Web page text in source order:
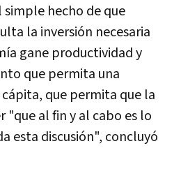
simple hecho de que
la inversión necesaria
gane productividad y
que permita una
que permita que la
"que al fin y al cabo es lo
esta discusión", concluyó